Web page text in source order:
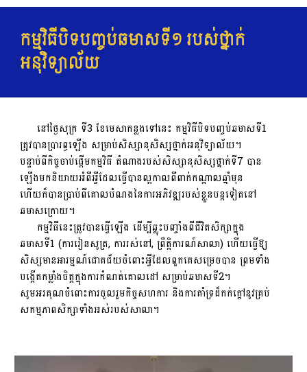
កម្មវិធីបិទបញ្ចប់ឆមាសទី១ របស់ថ្នាក់
អនុវិទ្យាល័យ
នៅថ្ងៃសុក្រ ទី3 ខែមេសាកន្លងទៅនេះ កម្មវិធីបិទបញ្ចប់ឆមាសទី1
ត្រូវបានប្រារព្ធឡើង សម្រាប់សិស្សានុសិស្សថ្នាក់អនុវិទ្យាល័យ។
បន្ទាប់ពីកិច្ចចាប់ផ្តើមកម្មវិធី តំណាងរបស់សិស្សានុសិស្សថ្នាក់ទី7 បាន
ឡើងមកនិយាយអំពីអ្វីដែលធ្វើបានល្អកាលពីពាក់កណ្តាលឆ្នាំមុន
ហើយក៏បានប្រាប់ពីគោលបំណងនៃការអភិវឌ្ឍរបស់ខ្លួនបន្តទៀតនៅ
ឆមាសក្រោយ។
កម្មវិធីនេះត្រូវបានធ្វើឡើង ដើម្បីឆ្លុះបញ្ចាំងពីជីវិតសិក្សាក្នុង
ឆមាសទី1 (ការរៀនសូត្រ, ការរស់នៅ, ព្រឹត្តិការណ៍សាលា) ហើយធ្វើឱ្យ
សិស្សមានអារម្មណ៍ជោគជ័យចំពោះអ្វីដែលពួកគេសម្រេចបាន ព្រមទាំង
បង្កើតកម្លាំងចិត្តក្នុងការកំណត់គោលដៅ សម្រាប់ឆមាសទី2។
សូមអរគុណចំពោះការចូលរួមកិច្ចសហការ និងការគាំទ្រដ៏កក់ក្តៅនូវគ្រប់
សកម្មភាពសិក្សាទាំងអស់របស់សាលា។